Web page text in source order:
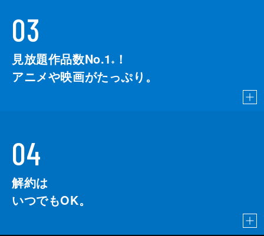
03
見放題作品数No.1 ※
！
アニメや映画がたっぷり。
04
解約は
いつでもOK。